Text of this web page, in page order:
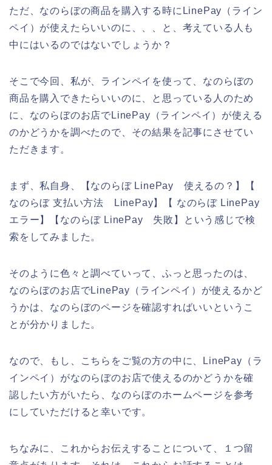
ただ、なのらぼの商品を購入する時にLinePay（ライン
ペイ）が使えたらいいのに、、、と、考えている人も
中にはいるのではないでしょうか？
そこで今回、私が、ラインペイを使って、なのらぼの
商品を購入できたらいいのに、と思っている人のため
に、なのらぼのお店でLinePay（ラインペイ）が使える
のかどうかを調べたので、その結果を記事にさせてい
ただきます。
まず、私自身、【なのらぼ LinePay 使えるの？】【
なのらぼ 支払い方法 LinePay】【 なのらぼ LinePay
エラー】【なのらぼ LinePay 失敗】という感じで検
索をしてみました。
そのように色々と調べていって、ふっと思ったのは、
なのらぼのお店でLinePay（ラインペイ）が使えるかど
うかは、なのらぼのページを確認すればいいというこ
とが分かりました。
なので、もし、こちらをご覧の方の中に、LinePay（ラ
インペイ）がなのらぼのお店で使えるのかどうかを確
認したい方がいたら、なのらぼのホームページを参考
にしていただけると幸いです。
ちなみに、これからお伝えすることについて、１つ留